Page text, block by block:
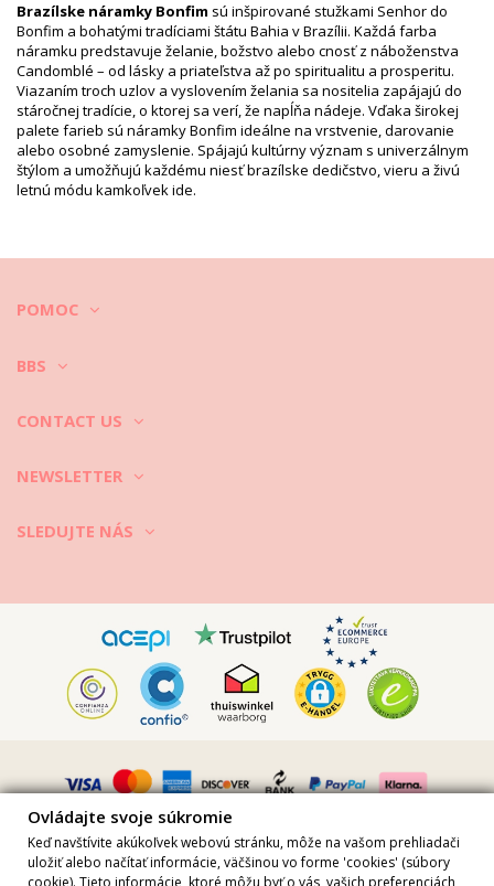
Retušované fotky
Pokyny týkajúce sa prania a
starostlivosti
Pokyny týkajúce sa starostlivosti: Bonfim Lot Of 8
Bonfim Mixed Color
Pred plávaním si šperky zložte a vložte do osobitného puzdra.
Po nosení šperky vytrite vlhkou, čistou a jemnou handričkou.
Bonfim
Vimeo ID: 315847482
Brazílske náramky Bonfim sú inšpirované stužkami Senhor do
Bonfim a bohatými tradíciami štátu Bahia v Brazílii. Každá farba
náramku predstavuje želanie, božstvo alebo cnosť z náboženstva
Candomblé – od lásky a priateľstva až po spiritualitu a prosperitu.
Viazaním troch uzlov a vyslovením želania sa nositelia zapájajú do
stáročnej tradície, o ktorej sa verí, že napĺňa nádeje. Vďaka širokej
palete farieb sú náramky Bonfim ideálne na vrstvenie, darovanie
alebo osobné zamyslenie. Spájajú kultúrny význam s univerzálnym
štýlom a umožňujú každému niesť brazílske dedičstvo, vieru a živú
letnú módu kamkoľvek ide.
POMOC
BBS
CONTACT US
NEWSLETTER
SLEDUJTE NÁS
Ovládajte svoje súkromie
Keď navštívite akúkoľvek webovú stránku, môže na vašom prehliadači
uložiť alebo načítať informácie, väčšinou vo forme 'cookies' (súbory
cookie). Tieto informácie, ktoré môžu byť o vás, vašich preferenciách